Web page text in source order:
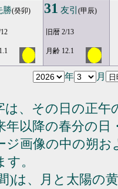
勝(癸卯) 31 友引 (甲辰)
旧暦 2/13
月齢 12.1
年 月
、その日の正午
年以降の春分の日
画像の中の朔
。
)は、月と太陽の